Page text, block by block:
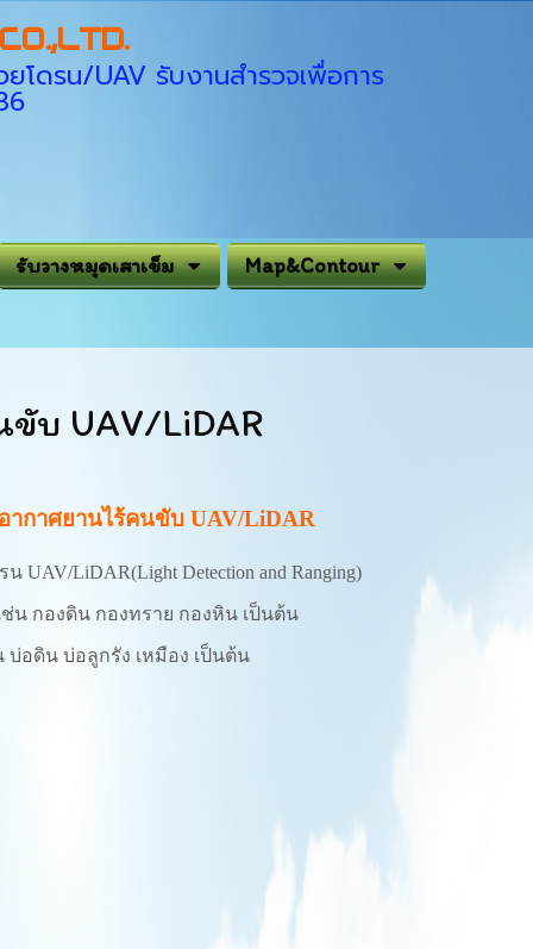
โดรน/UAV รับงานสำรวจเพื่อการ
รับวางหมุดเสาเข็ม Map&Contour
บ UAV/LiDAR
ากาศยานไร้คนขับ UAV/LiDAR
น UAV/LiDAR(Light Detection and Ranging)
น กองดิน กองทราย กองหิน เป็นต้น
อดิน บ่อลูกรัง เหมือง เป็นต้น